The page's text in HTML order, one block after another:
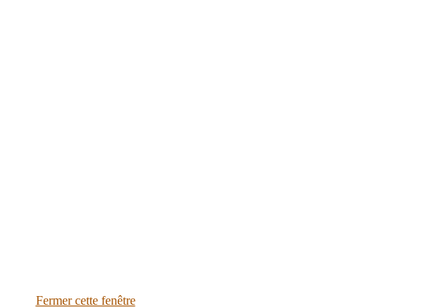
Fermer cette fenêtre